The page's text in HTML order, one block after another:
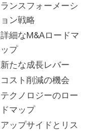
ランスフォーメーシ
ョン戦略
詳細なM&Aロードマ
ップ
新たな成長レバー
コスト削減の機会
テクノロジーのロー
ドマップ
アップサイドとリス